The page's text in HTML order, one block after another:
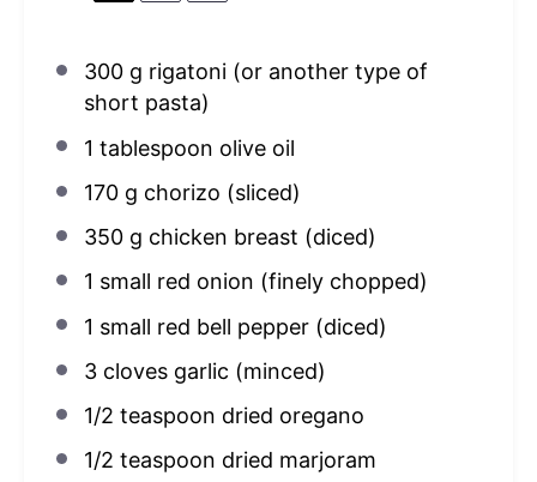
300 g rigatoni (or another type of
short pasta)
1 tablespoon olive oil
170 g chorizo (sliced)
350 g chicken breast (diced)
1 small red onion (finely chopped)
1 small red bell pepper (diced)
3cloves garlic (minced)
1/2 teaspoon dried oregano
1/2 teaspoon dried marjoram